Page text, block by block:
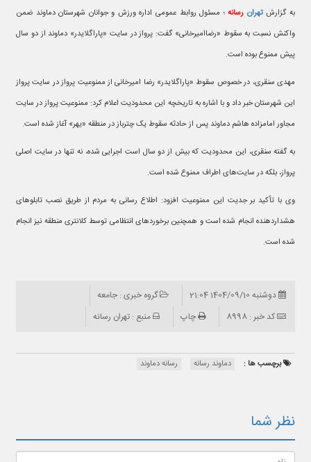
به گزارش تهران رسانه ؛ مسئول روابط عمومی اداره ورزش و جوانان شهرستان دماوند ضمن
واکنش نسبت به سقوط «رضاامیرخانی» گفت: پرواز در سایت «پاراگلایدر» دماوند از دو سال
پیش ممنوع بوده است.
مهدی سنقری، در خصوص سقوط «پاراگلایدر» رضا امیرخانی از ممنوعیت پرواز در سایت پرواز
این شهرستان خبر داد و با اشاره به تاریخچه این محدودیت اعلام کرد: ممنوعیت پرواز در سایت
مجاور امامزاده هاشم دماوند پس از حادثه سقوط یک چترباز در منطقه «یهر» آغاز شده است.
به گفته سنقری، این محدودیت که بیش از دو سال است اجرایی شده، نه تنها در سایت اصلی
پرواز، بلکه در سایت‌های اطراف ممنوع شده است.
وی با تأکید بر جدیت این ممنوعیت افزود: اطلاع رسانی به مردم از طریق نصب تابلوهای
هشداردهنده انجام شده است و همچنین برخوردهای انتظامی توسط کلانتری منطقه نیز انجام
شده است.
دوشنبه 1404/09/10 21:04
گروه خبری : جامعه
کد خبر : 8998
چاپ منبع : تهران رسانه
برچسب ها : دماوند رسانه رسانه دماوند
نظر شما